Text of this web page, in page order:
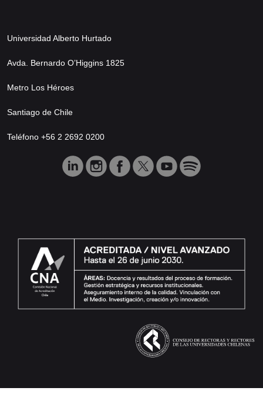
Universidad Alberto Hurtado
Avda. Bernardo O’Higgins 1825
Metro Los Héroes
Santiago de Chile
Teléfono +56 2 2692 0200